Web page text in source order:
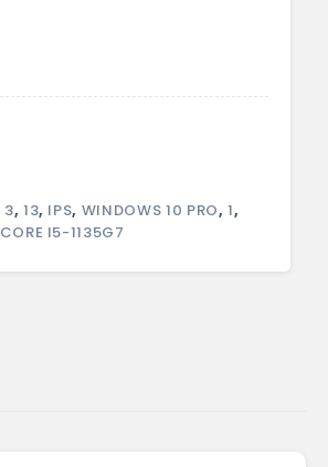
3, 13, IPS, WINDOWS 10 PRO,1,
CORE I5-1135G7